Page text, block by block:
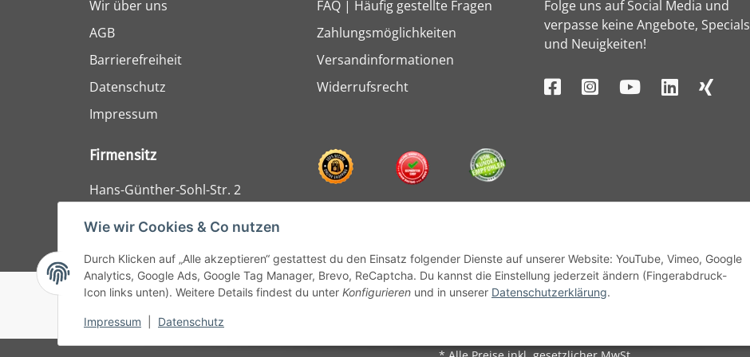
Wie wir Cookies & Co nutzen
Durch Klicken auf „Alle akzeptieren“ gestattest du den Einsatz folgender Dienste auf unserer Website: YouTube, Vimeo, Google
Analytics, Google Ads, Google Tag Manager, Brevo, ReCaptcha. Du kannst die Einstellung jederzeit ändern (Fingerabdruck-
Icon links unten). Weitere Details findest du unter Konfigurieren und in unserer Datenschutzerklärung.
Impressum Datenschutz
Wir über uns
AGB
Barrierefreiheit
Datenschutz
Impressum
FAQ | Häufig gestellte Fragen
Zahlungsmöglichkeiten
Versandinformationen
Widerrufsrecht
Folge uns auf Social Media und
verpasse keine Angebote, Specials
und Neuigkeiten!
Firmensitz
Hans-Günther-Sohl-Str. 2
47807 Krefeld
© 1964 - 2026 Lüllmann GmbH
© 1964 - 2024 Lüllmann GmbH